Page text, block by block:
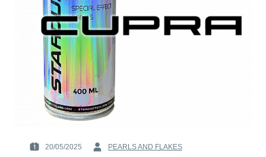
POSTED
20/05/2025
BY
PEARLS AND FLAKES